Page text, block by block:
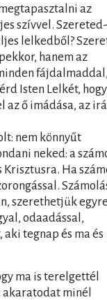
az
szívvel.
lelkedből?
hanem az
Isten Lelkét, hogy
az ő imádása, az
nem könnyűt
neked: a
Krisztusra. Ha
szerethetjük
odaadással,
tegnap és ma és
ma is terelgettél
minél